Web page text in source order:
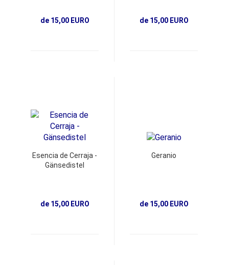
de 15,00 EURO de 15,00 EURO
Esencia de Cerraja -
Gänsedistel
de 15,00 EURO
Geranio
de 15,00 EURO